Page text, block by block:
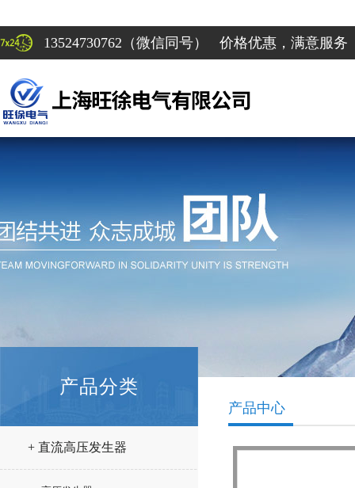
13524730762（微信同号） 价格优惠，满意服务
产品分类
+ 直流高压发生器
产品中心